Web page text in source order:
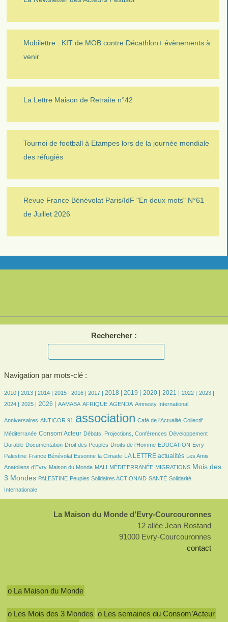
Mobilettre : KIT de MOB contre Décathlon+ évènements à
venir
La Lettre Maison de Retraite n°42
Tournoi de football à Etampes lors de la journée mondiale
des réfugiés
Revue France Bénévolat Paris/IdF "En deux mots" N°61
de Juillet 2026
Rechercher :
Navigation par mots-clé :
7/2367
2010 |
7/23672013 |
189/2367 2014 |
357/2367 2015 |
469/2367 2016 |
476/2367 2017 |
652/2367 2018 |
658/2367 2019 |
631/2367 2020 |
625/2367 2021 |
495/2367 2022 |
451/2367 2023 |
474/2367
2024 |
453/2367
2025 |
552/2367 2026 |
78/2367 AAMABA
163/2367 AFRIQUE
463/2367 AGENDA
7/2367 Amnesty International
28/2367
Anniversaires ANTICOR 91 association Café de l’Actualité Collectif
Méditerranée
690/2367 Consom’Acteur
140/2367 Débats, Projections, Conférences
147/2367
Développement
Durable
56/2367Documentation
28/2367 Droit des Peuples
151/2367 Droits de l’Homme
37/2367 EDUCATION
7/2367
Evry
Palestine
90/2367France Bénévolat Essonne
26/2367 la Cimade
789/2367 LA LETTRE actualités
28/2367
Les Amis
Anatoliens d’Evry
84/2367 Maison du Monde
21/2367 MALI
7/2367 MÉDITERRANÉE
130/2367 MIGRATIONS
1005/2367
Mois des
3 Mondes
91/2367 PALESTINE
98/2367 Peuples Solidaires ACTIONAID
96/2367 SANTÉ
226/2367
Solidarité
Internationale
La Maison du Monde d’Evry-Courcouronnes
12 allée Jean Rostand
91000 Evry-Courcouronnes
contact
o La Maison du Monde
o Les Mois des 3 Mondes o Les semaines du Consom’Acteur